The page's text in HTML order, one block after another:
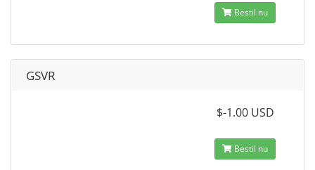
Bestil nu
GSVR
$-1.00 USD
Bestil nu